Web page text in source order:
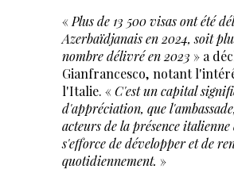
« Plus de 13 500 visas ont été
Azerbaïdjanais en 2024, soit
nombre délivré en 2023 » a
Gianfrancesco, notant
l'Italie. «C'est un capital
d'appréciation, que
acteurs de la présence
s'efforce de développer et de
quotidiennement. »